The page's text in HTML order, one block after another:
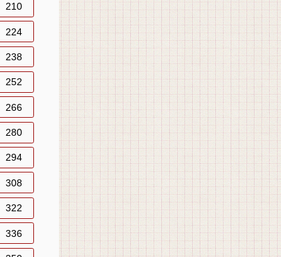
210
224
238
252
266
280
294
308
322
336